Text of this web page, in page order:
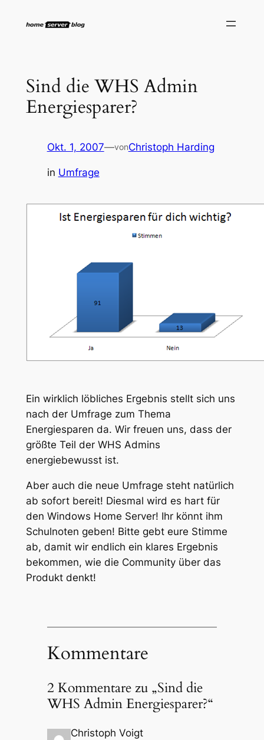
Inhalt
Sind die WHS Admin
Energiesparer?
Okt. 1, 2007—vonChristoph Harding
in Umfrage
Ein wirklich löbliches Ergebnis stellt sich uns
nach der Umfrage zum Thema
Energiesparen da. Wir freuen uns, dass der
größte Teil der WHS Admins
energiebewusst ist.
Aber auch die neue Umfrage steht natürlich
ab sofort bereit! Diesmal wird es hart für
den Windows Home Server! Ihr könnt ihm
Schulnoten geben! Bitte gebt eure Stimme
ab, damit wir endlich ein klares Ergebnis
bekommen, wie die Community über das
Produkt denkt!
Kommentare
2 Kommentare zu „Sind die
WHS Admin Energiesparer?“
Christoph Voigt